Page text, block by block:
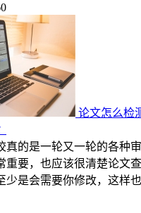
论文怎么检
真的是一轮又一轮的各种
重要，也应该很清楚论文
少是会需要你修改，这样